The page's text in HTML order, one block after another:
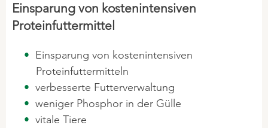
Einsparung von kostenintensiven
Proteinfuttermittel
Einsparung von kostenintensiven
Proteinfuttermitteln
verbesserte Futterverwaltung
weniger Phosphor in der Gülle
vitale Tiere